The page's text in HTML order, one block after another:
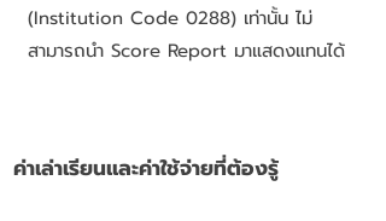
(Institution Code 0288) เท่านั้น ไม่
สามารถนำ Score Report มาแสดงแทนได้
ค่าเล่าเรียนและค่าใช้จ่ายที่ต้องรู้